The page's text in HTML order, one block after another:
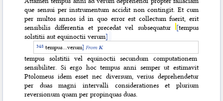
que sensui per instrumentum accidit non contingit. Et cum
per multos annos id in quo error est collectum fuerit, erit
sensibilis differentia et precedat vel subsequatur
[tempus
solstitii aut equinoctii verum]
tempus…verum] From K
tempus solstitii vel equinoctii secundum computationem
sensibiliter. Si ergo hoc tempus anni semper ut estimavit
Ptolomeus idem esset nec diversum, verius deprehendetur
per duas magni intervalli considerationes et plurium
reversionum quam per propinquas duas.